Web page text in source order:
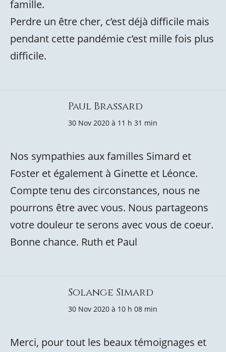
famille.
Perdre un être cher, c’est déjà difficile mais
pendant cette pandémie c’est mille fois plus
difficile.
Paul Brassard
30 Nov 2020 à 11 h 31 min
Nos sympathies aux familles Simard et
Foster et également à Ginette et Léonce.
Compte tenu des circonstances, nous ne
pourrons être avec vous. Nous partageons
votre douleur te serons avec vous de coeur.
Bonne chance. Ruth et Paul
Solange Simard
30 Nov 2020 à 10 h 08 min
Merci, pour tout les beaux témoignages et